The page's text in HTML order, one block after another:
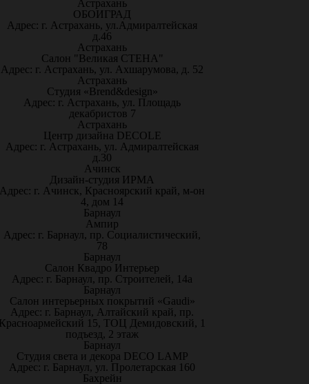
Астрахань
ОБОИГРАД
Адрес: г. Астрахань, ул.Адмиралтейская
д.46
Астрахань
Салон "Великая СТЕНА"
Адрес: г. Астрахань, ул. Ахшарумова, д. 52
Астрахань
Студия «Brend&design»
Адрес: г. Астрахань, ул. Площадь
декабристов 7
Астрахань
Центр дизайна DECOLE
Адрес: г. Астрахань, ул. Адмиралтейская
д.30
Ачинск
Дизайн-студия ИРМА
Адрес: г. Ачинск, Красноярский край, м-он
4, дом 14
Барнаул
Ампир
Адрес: г. Барнаул, пр. Социалистический,
78
Барнаул
Салон Квадро Интерьер
Адрес: г. Барнаул, пр. Строителей, 14а
Барнаул
Салон интерьерных покрытий «Gaudi»
Адрес: г. Барнаул, Алтайский край, пр.
15, ТОЦ Демидовский, 1
подъезд, 2 этаж
Барнаул
Студия света и декора DECO LAMP
Адрес: г. Барнаул, ул. Пролетарская 160
Бахрейн